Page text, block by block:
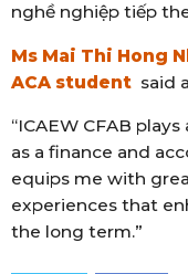
nghề nghiệp tiếp
Ms Mai Thi Hong
ACA student said
“ICAEW CFAB
as a finance and
equips me with
experiences that
the long term.”